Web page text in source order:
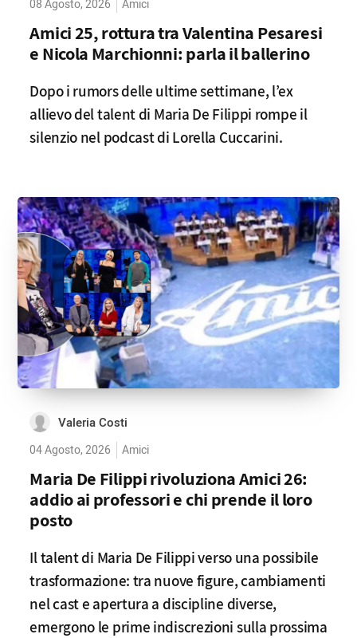
08 Agosto, 2026 Amici
Amici 25, rottura tra Valentina Pesaresi
e Nicola Marchionni: parla il ballerino
Dopo i rumors delle ultime settimane, l’ex
allievo del talent di Maria De Filippi rompe il
silenzio nel podcast di Lorella Cuccarini.
Valeria Costi
04 Agosto, 2026 Amici
Maria De Filippi rivoluziona Amici 26:
addio ai professori e chi prende il loro
posto
Il talent di Maria De Filippi verso una possibile
trasformazione: tra nuove figure, cambiamenti
nel cast e apertura a discipline diverse,
emergono le prime indiscrezioni sulla prossima